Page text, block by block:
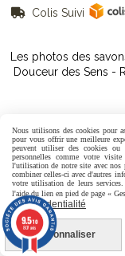
 Colis Suivi
Les photos des
Douceur des Sens -
Mentions
Politique de
9.5/10
807 avis
Nous utilisons des cookies pour
pour vous offrir une meilleure
peuvent utiliser des cookies ou
personnelles comme votre
l'utilisation de notre site avec nos
combiner celles-ci avec d'autres
votre utilisation de leurs
l'aide du lien en pied de page «
de confidentialité
Personnaliser